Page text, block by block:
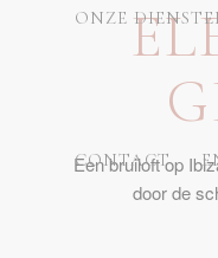
ONZE
CONTACT
Een bruiloft op
door de